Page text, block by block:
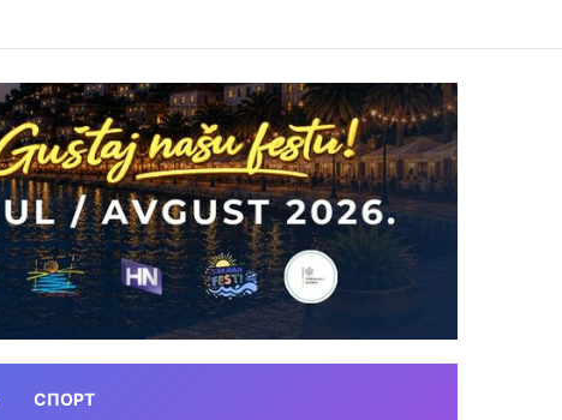
СПОРТ